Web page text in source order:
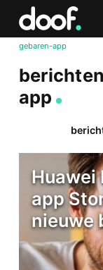
gebaren-app
app
Huawei
app
nieuwe
Doof.nl